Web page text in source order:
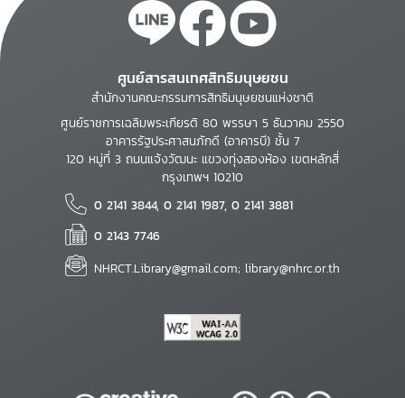
ศูนย์สารสนเทศสิทธิมนุษยชน
สำนักงานคณะกรรมการสิทธิมนุษยชนแห่งชาติ
ศูนย์ราชการเฉลิมพระเกียรติ 80 พรรษา 5 ธันวาคม 2550
อาคารรัฐประศาสนภักดี (อาคารบี) ชั้น 7
120 หมู่ที่ 3 ถนนแจ้งวัฒนะ แขวงทุ่งสองห้อง เขตหลักสี่
กรุงเทพฯ 10210
0 2141 3844, 0 2141 1987, 0 2141 3881
0 2143 7746
NHRCT.Library@gmail.com; library@nhrc.or.th